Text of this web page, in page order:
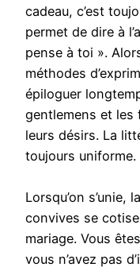
cadeau, c’est
permet de dire à
pense à toi ».
méthodes
épiloguer
gentlemens et les
leurs désirs. La
toujours uniforme.
Lorsqu’on s’unie,
convives se
mariage. Vous
vous n’avez pas